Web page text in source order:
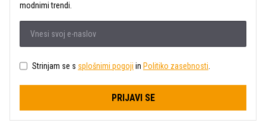
modnimi trendi.
Strinjam se s splošnimi pogoji in Politiko zasebnosti
PRIJAVI SE